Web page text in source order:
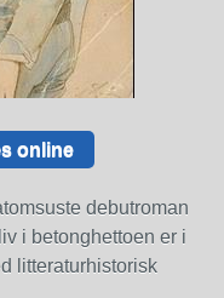
online
debutroman
i betonghettoen er i
litteraturhistorisk